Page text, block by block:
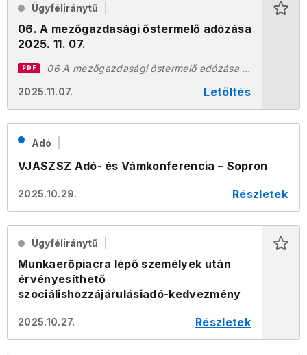
Ügyféliránytű
06. A mezőgazdasági őstermelő adózása
2025. 11. 07.
2025.11.07. Letöltés
PDF 06 A mezőgazdasági őstermelő adózása 2025.11.07.pdf
Adó
VJASZSZ Adó- és Vámkonferencia – Sopron
2025.10.29. Részletek
Ügyféliránytű
Munkaerőpiacra lépő személyek után
érvényesíthető
szociálishozzájárulásiadó-kedvezmény
2025.10.27. Részletek